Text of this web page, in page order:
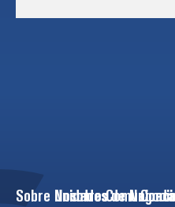
Sobre Nosotros
Unidades de